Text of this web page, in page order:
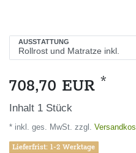
AUSSTATTUNG
708,70 EUR *
Inhalt 1 Stück
* inkl. ges. MwSt. zzgl.
Lieferfrist: 1-2 Werktage